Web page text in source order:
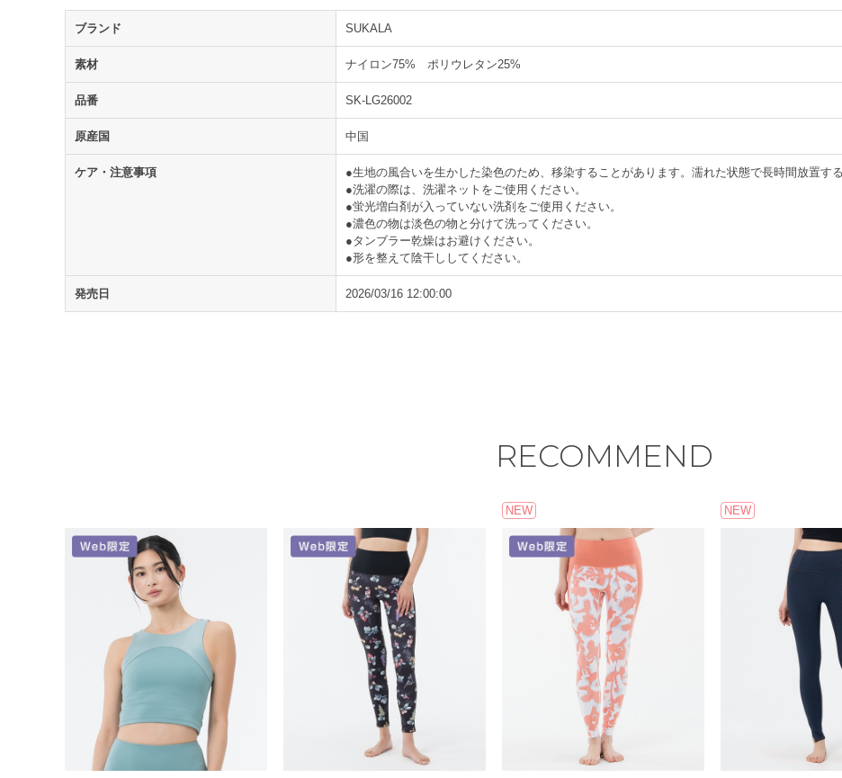
ブランド SUKALA
素材 ナイロン75% ポリウレタン25%
品番 SK-LG26002
原産国 中国
ケア・注意事項
●生地の風合いを生かした染色のため、移染することがあります。濡れた状態で長時間放置す
●洗濯の際は、洗濯ネットをご使用ください。
●蛍光増白剤が入っていない洗剤をご使用ください。
●濃色の物は淡色の物と分けて洗ってください。
●タンブラー乾燥はお避けください。
●形を整えて陰干ししてください。
発売日 2026/03/16 12:00:00
RECOMMEND
NEW NEW